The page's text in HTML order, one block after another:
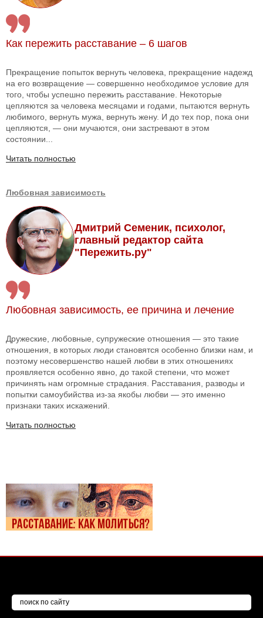
Как пережить расставание – 6 шагов
Прекращение попыток вернуть человека, прекращение надежд
на его возвращение — совершенно необходимое условие для
того, чтобы успешно пережить расставание. Некоторые
цепляются за человека месяцами и годами, пытаются вернуть
любимого, вернуть мужа, вернуть жену. И до тех пор, пока они
цепляются, — они мучаются, они застревают в этом
состоянии...
Читать полностью
Любовная зависимость
Дмитрий Семеник, психолог,
главный редактор сайта
"Пережить.ру"
Любовная зависимость, ее причина и лечение
Дружеские, любовные, супружеские отношения — это такие
отношения, в которых люди становятся особенно близки нам, и
поэтому несовершенство нашей любви в этих отношениях
проявляется особенно явно, до такой степени, что может
причинять нам огромные страдания. Расставания, разводы и
попытки самоубийства из-за якобы любви — это именно
признаки таких искажений.
Читать полностью